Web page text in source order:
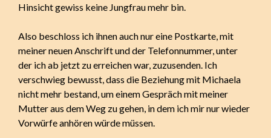
Hinsicht gewiss keine Jungfrau mehr bin.
Also beschloss ich ihnen auch nur eine Postkarte, mit
meiner neuen Anschrift und der Telefonnummer, unter
der ich ab jetzt zu erreichen war, zuzusenden. Ich
verschwieg bewusst, dass die Beziehung mit Michaela
nicht mehr bestand, um einem Gespräch mit meiner
Mutter aus dem Weg zu gehen, in dem ich mir nur wieder
Vorwürfe anhören würde müssen.